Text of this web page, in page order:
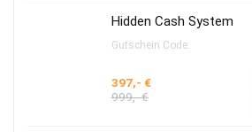
Hidden Cash System
Gutschein Code:
397,- €
999,- €